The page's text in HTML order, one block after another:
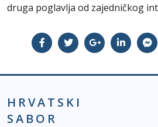
druga poglavlja od zajedničkog
HRVATSKI
SABOR